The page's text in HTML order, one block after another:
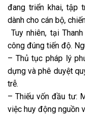
đang triển khai, tập
dành cho cán bộ,
Tuy nhiên, tại
công đúng tiến độ.
– Thủ tục pháp lý
dựng và phê duyệt
trễ.
– Thiếu vốn đầu tư:
việc huy động nguồn